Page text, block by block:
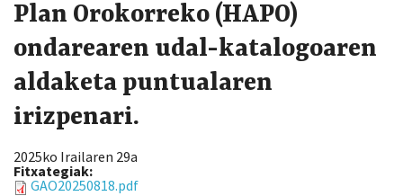
Plan Orokorreko (HAPO)
ondarearen udal-katalogoaren
aldaketa puntualaren
irizpenari.
2025ko Irailaren 29a
Fitxategiak:
GAO20250818.pdf